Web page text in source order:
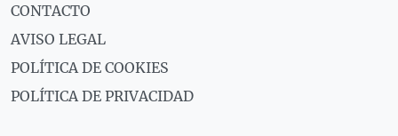
CONTACTO
AVISO LEGAL
POLÍTICA DE COOKIES
POLÍTICA DE PRIVACIDAD